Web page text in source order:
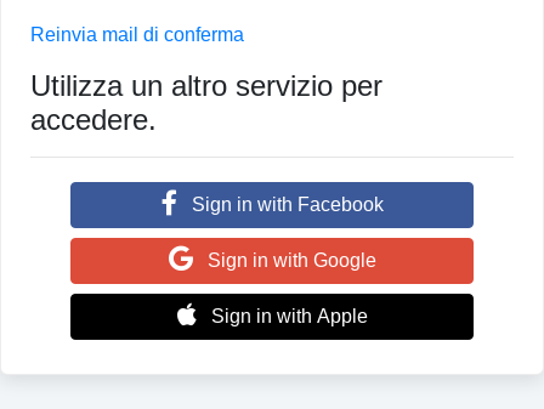
Reinvia mail di conferma
Utilizza un altro servizio per
accedere.
Sign in with Facebook
Sign in with Google
Sign in with Apple